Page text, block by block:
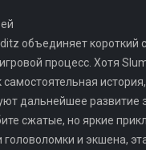
объединяет короткий
процесс. Хотя
самостоятельная
дальнейшее развитие
сжатые, но яркие
и экшена,